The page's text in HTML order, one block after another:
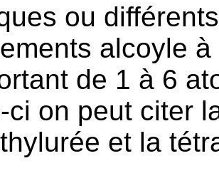
ou
alcoyle
de 1 à 6
ci on peut citer
et la